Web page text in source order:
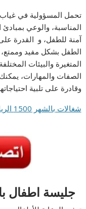
تحمل المسؤولية في غياب
المناسبة، والوعي بمبادئ
آمنة للطفل، و القدرة
الطفل بشكل مفيد
المتغيرة والبيئات
الصفات والمهارات،
وقادرة على تلبية
شغالات بالشهر 1500 الرياض
جليسة اطفال